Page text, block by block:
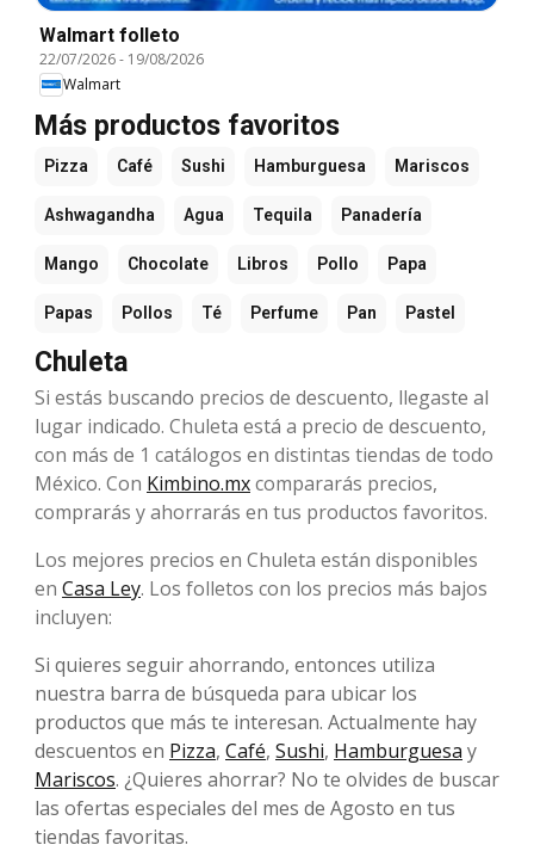
Walmart folleto
22/07/2026- 19/08/2026
Walmart
Más productos favoritos
Pizza Café Sushi Hamburguesa Mariscos
Ashwagandha Agua Tequila Panadería
Mango Chocolate Libros Pollo Papa
Papas Pollos Té Perfume Pan Pastel
Chuleta
Si estás buscando precios de descuento, llegaste al
lugar indicado. Chuleta está a precio de descuento,
con más de 1 catálogos en distintas tiendas de todo
México. Con Kimbino.mxcompararás precios,
comprarás y ahorrarás en tus productos favoritos.
Los mejores precios en Chuleta están disponibles
en Casa Ley. Los folletos con los precios más bajos
incluyen:
Si quieres seguir ahorrando, entonces utiliza
nuestra barra de búsqueda para ubicar los
productos que más te interesan. Actualmente hay
descuentos en Pizza, Café, Sushi, Hamburguesa y
Mariscos. ¿Quieres ahorrar? No te olvides de buscar
las ofertas especiales del mes de Agosto en tus
tiendas favoritas.